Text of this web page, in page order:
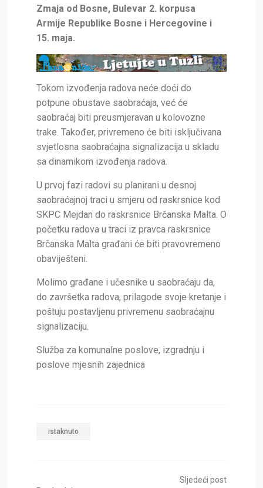
Zmaja od Bosne, Bulevar 2. korpusa
Armije Republike Bosne i Hercegovine i
15. maja.
Tokom izvođenja radova neće doći do
potpune obustave saobraćaja, već će
saobraćaj biti preusmjeravan u kolovozne
trake. Također, privremeno će biti isključivana
svjetlosna saobraćajna signalizacija u skladu
sa dinamikom izvođenja radova.
U prvoj fazi radovi su planirani u desnoj
saobraćajnoj traci u smjeru od raskrsnice kod
SKPC Mejdan do raskrsnice Brčanska Malta. O
početku radova u traci iz pravca raskrsnice
Brčanska Malta građani će biti pravovremeno
obaviješteni.
Molimo građane i učesnike u saobraćaju da,
do završetka radova, prilagode svoje kretanje i
poštuju postavljenu privremenu saobraćajnu
signalizaciju.
Služba za komunalne poslove, izgradnju i
poslove mjesnih zajednica
istaknuto
Sljedeći post